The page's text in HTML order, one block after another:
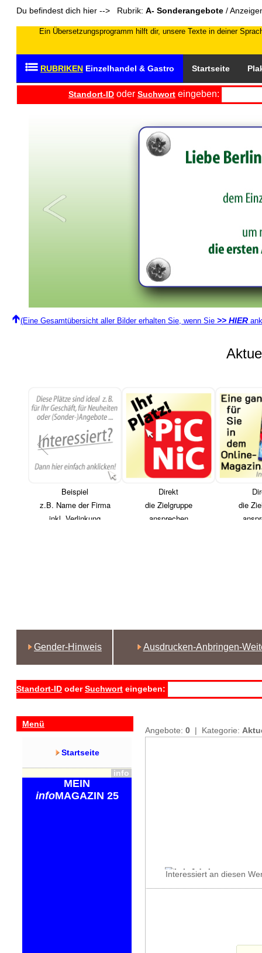
Du befindest dich hier --> Rubrik: A- Sonderangebote /
Ein Übersetzungsprogramm hilft dir, unsere Texte in deiner
RUBRIKEN Einzelhandel & Gastro Startseite
Standort-ID oder Suchwort eingeben:
(Eine Gesamtübersicht aller Bilder erhalten Sie, wenn Sie >> HIER
Gender-Hinweis Ausdrucken-Anbringen-
Standort-ID oderSuchwort eingeben:
Menü
Startseite
info
MEIN
infoMAGAZIN 25
Angebote: 0 | Kategorie:
Interessiert an diesen